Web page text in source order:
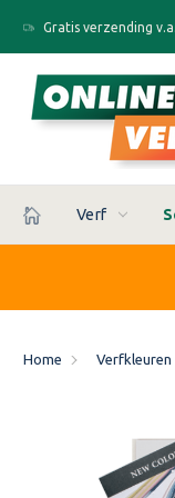
Gratis verzending
Verf
Home Verfkleuren